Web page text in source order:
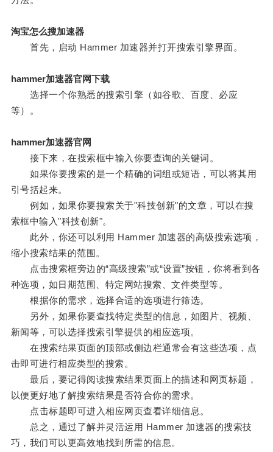
淘宝怎么搜加速器
首先，启动 Hammer 加速器并打开搜索引擎界面。
hammer加速器官网下载
选择一个你熟悉的搜索引擎（如谷歌、百度、必应
等）。
hammer加速器官网
接下来，在搜索框中输入你要查询的关键词。
如果你要搜索的是一个精确的词组或短语，可以将其用
引号括起来。
例如，如果你要搜索关于"科技创新"的文章，可以在搜
索框中输入"科技创新"。
此外，你还可以利用 Hammer 加速器的高级搜索选项，
缩小搜索结果的范围。
点击搜索框旁边的“高级搜索”或“设置”按钮，你将看到各
种选项，如日期范围、特定网站搜索、文件类型等。
根据你的需求，选择合适的选项进行筛选。
另外，如果你要查找特定类型的信息，如图片、视频、
新闻等，可以选择搜索引擎提供的相应选项。
在搜索结果页面的顶部或侧边栏通常会有这些选项，点
击即可进行相应类型的搜索。
最后，要记得阅读搜索结果页面上的描述和网页标题，
以便更好地了解搜索结果是否符合你的需求。
点击标题即可进入相应网页查看详细信息。
总之，通过了解并灵活运用 Hammer 加速器的搜索技
巧，我们可以更高效地找到所需的信息。